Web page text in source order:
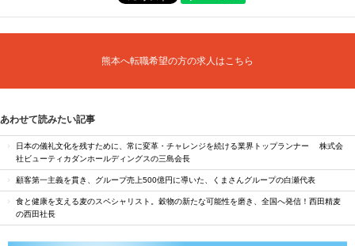
熊本へ転職希望の方の求人はこちら
あわせて読みたい記事
日本の儀礼文化を残すために、常に変革・チャレンジを続ける業界トップランナー 株式会
社ビューティカダンホールディングスの三島会長
顧客第一主義を貫き、グループ売上500億円に導いた、くまさんグループの白瀬代表
食と健康を支える麦のスペシャリスト。穀物の新たな可能性を磨き、全国へ発信！西田精麦
の西田社長